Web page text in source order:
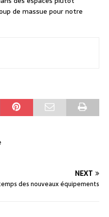
de massue pour notre
NEXT
des nouveaux équipements